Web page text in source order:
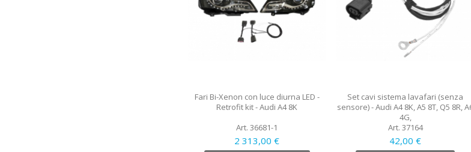
Fari Bi-Xenon con luce diurna LED -
Retrofit kit - Audi A4 8K
Art. 36681-1
2 313,00 €
Set cavi sistema lavafari (senza
sensore) - Audi A4 8K, A5 8T, Q5 8R,
4G,
Art. 37164
42,00 €